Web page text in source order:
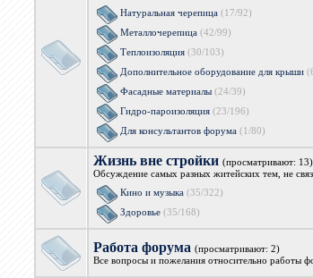
Натуральная черепица (17/92)
Металлочерепица (42/99)
Теплоизоляция (30/103)
Дополнительное оборудование для крыши
Фасадные материалы (24/39)
Гидро-пароизоляция (23/196)
Для консультантов форума (1/80)
Жизнь вне стройки (просматривают: 13)
Обсуждение самых разных житейских тем, не
Кино и музыка (35/322)
Здоровье (35/168)
Работа форума (просматривают: 2)
Все вопросы и пожелания относительно работы